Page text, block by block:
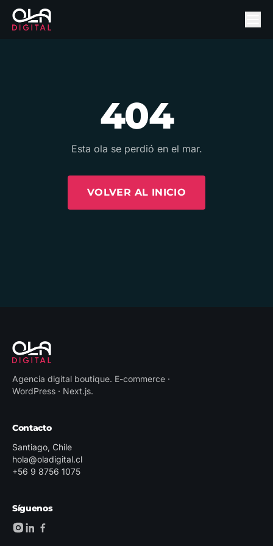
404
Esta ola se perdió en el mar.
VOLVER AL INICIO
Agencia digital boutique. E-commerce ·
WordPress · Next.js.
Contacto
Santiago, Chile
hola@oladigital.cl
+56 9 8756 1075
Síguenos